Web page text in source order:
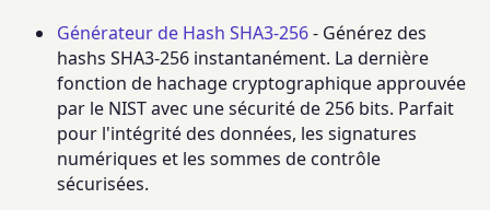
Générateur de Hash SHA3-256- Générez des
hashs SHA3-256 instantanément. La dernière
fonction de hachage cryptographique approuvée
par le NIST avec une sécurité de 256 bits. Parfait
pour l'intégrité des données, les signatures
numériques et les sommes de contrôle
sécurisées.